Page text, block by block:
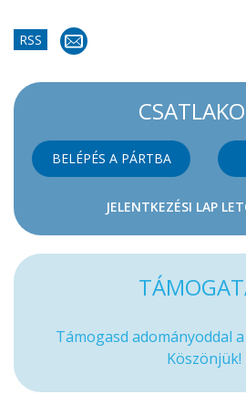
RSS
BELÉPÉS A PÁRTBA
JELENTKEZÉSI LAP
Támogasd adományoddal
Köszönjük!